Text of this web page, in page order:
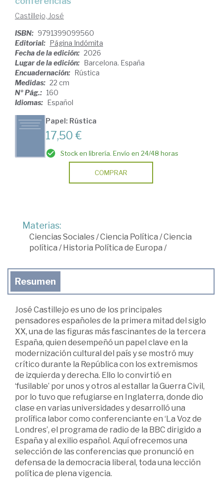
Castillejo, José
ISBN: 9791399099560
Editorial: Página Indómita
Fecha de la edición: 2026
Lugar de la edición: Barcelona. España
Encuadernación: Rústica
Medidas: 22 cm
Nº Pág.: 160
Idiomas: Español
Papel: Rústica
17,50 €
Stock en librería. Envío en 24/48 horas
COMPRAR
Materias:
Ciencias Sociales/Ciencia Política /Ciencia
política / Historia Política de Europa /
Resumen
José Castillejo es uno de los principales
pensadores españoles de la primera mitad del siglo
XX, una de las figuras más fascinantes de la tercera
España, quien desempeñó un papel clave en la
modernización cultural del país y se mostró muy
crítico durante la República con los extremismos
de izquierda y derecha. Ello lo convirtió en
‘fusilable’ por unos y otros al estallar la Guerra Civil,
por lo tuvo que refugiarse en Inglaterra, donde dio
clase en varias universidades y desarrolló una
prolífica labor como conferenciante en ‘La Voz de
Londres’, el programa de radio de la BBC dirigido a
España y al exilio español. Aquí ofrecemos una
selección de las conferencias que pronunció en
defensa de la democracia liberal, toda una lección
política de plena vigencia.